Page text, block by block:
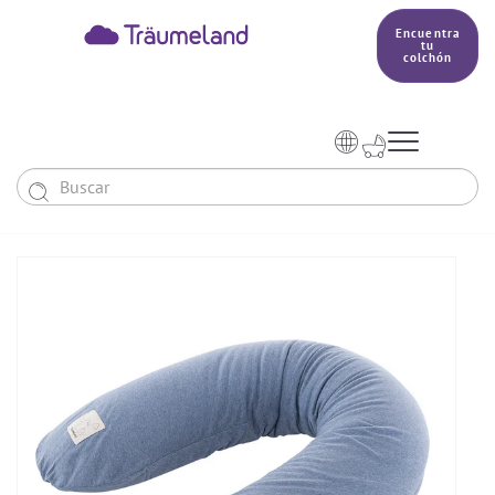
Encuentra
tu
colchón

Colchón De Colecho, Cuna & Co
Colchones Para Bebé
Colchones Infantiles Y Juveniles
SACOS DE DORMIR
Cómo Elegir Un Saco De Dormir Para Bebé
Saco De Dormir Para Todo El Año
MANTAS, NÓRDICOS Y ALMOHADAS
Mantas, Nórdicos Y Almohadas Para Bebés
NIDO DE BEBÉ
BETTER DREAMS
Encuentra tu colchón
